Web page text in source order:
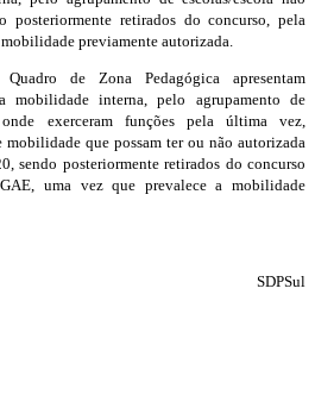
posteriormente retirados do concurso, pela
previamente autorizada.
de Zona Pedagógica apresentam
mobilidade interna, pelo agrupamento de
onde exerceram funções pela última vez,
que possam ter ou não autorizada
sendo posteriormente retirados do concurso
uma vez que prevalece a mobilidade
SDPSul